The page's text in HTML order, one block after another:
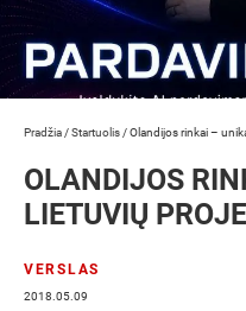
Pradžia /Startuolis /Olandijos rinkai –
OLANDIJOS
LIETUVIŲ
VERSLAS
2018.05.09